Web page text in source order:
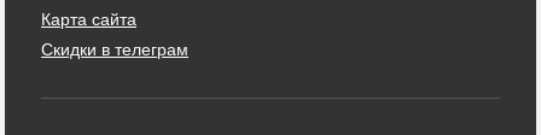
Карта сайта
Скидки в телеграм